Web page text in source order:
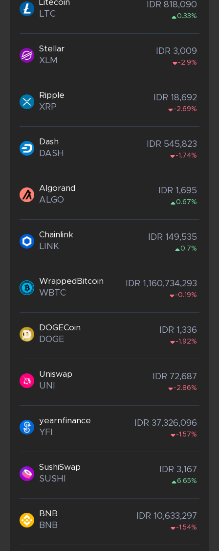
Litecoin
LTC
IDR 818,090
0.33%
Stellar
XLM
IDR 3,009
-2.9%
Ripple
XRP
IDR 18,692
-2.69%
Dash
DASH
IDR 545,823
-1.74%
Algorand
ALGO
IDR 1,695
0.67%
Chainlink
LINK
IDR 149,535
0.7%
WrappedBitcoin
WBTC
IDR 1,160,734,293
-0.19%
DOGECoin
DOGE
IDR 1,336
-1.92%
Uniswap
UNI
IDR 72,687
-2.86%
yearnfinance
YFI
IDR 37,326,096
-1.57%
SushiSwap
SUSHI
IDR 3,167
6.65%
BNB
BNB
IDR 10,633,297
-1.54%